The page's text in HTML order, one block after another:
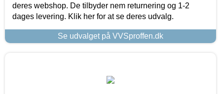
deres webshop. De tilbyder nem returnering og 1-2
dages levering. Klik her for at se deres udvalg.
Se udvalget på VVSproffen.dk